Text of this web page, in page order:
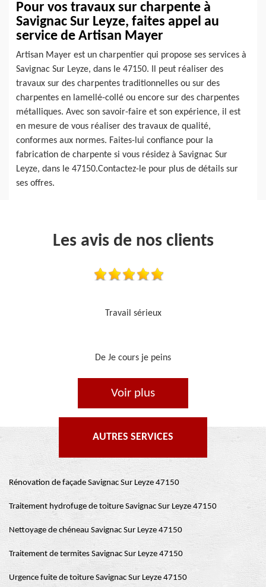
Pour vos travaux sur charpente à
Savignac Sur Leyze, faites appel au
service de Artisan Mayer
Artisan Mayer est un charpentier qui propose ses services à
Savignac Sur Leyze, dans le 47150. Il peut réaliser des
travaux sur des charpentes traditionnelles ou sur des
charpentes en lamellé-collé ou encore sur des charpentes
métalliques. Avec son savoir-faire et son expérience, il est
en mesure de vous réaliser des travaux de qualité,
conformes aux normes. Faites-lui confiance pour la
fabrication de charpente si vous résidez à Savignac Sur
Leyze, dans le 47150.Contactez-le pour plus de détails sur
ses offres.
Les avis de nos clients
Je recommande, top !!
De Ornella
Voir plus
AUTRES SERVICES
Rénovation de façade Savignac Sur Leyze 47150
Traitement hydrofuge de toiture Savignac Sur Leyze 47150
Nettoyage de chéneau Savignac Sur Leyze 47150
Traitement de termites Savignac Sur Leyze 47150
Urgence fuite de toiture Savignac Sur Leyze 47150